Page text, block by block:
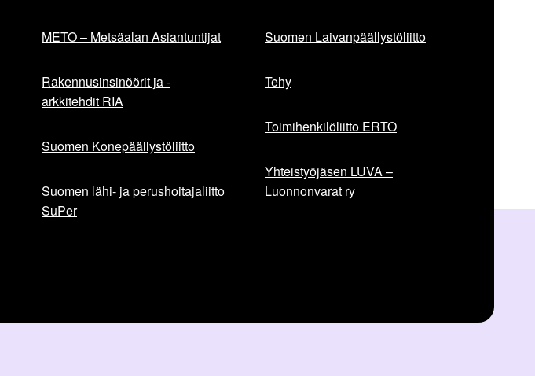
METO – Metsäalan Asiantuntijat
Rakennusinsinöörit ja -
arkkitehdit RIA
Suomen Konepäällystöliitto
Suomen lähi- ja perushoitajaliitto
SuPer
Suomen Laivanpäällystöliitto
Tehy
Toimihenkilöliitto ERTO
Yhteistyöjäsen LUVA –
Luonnonvarat ry